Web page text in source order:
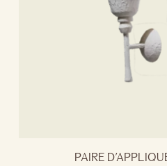
PAIRE